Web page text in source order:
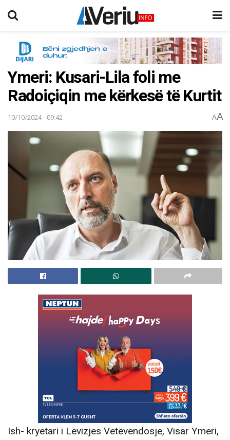
Ymeri: Kusari-Lila foli me
Radoiçiqin me kërkesë të Kurtit
10/10/2024 - 09:42 AA
Ish- kryetari i Lëvizjes Vetëvendosje, Visar Ymeri,